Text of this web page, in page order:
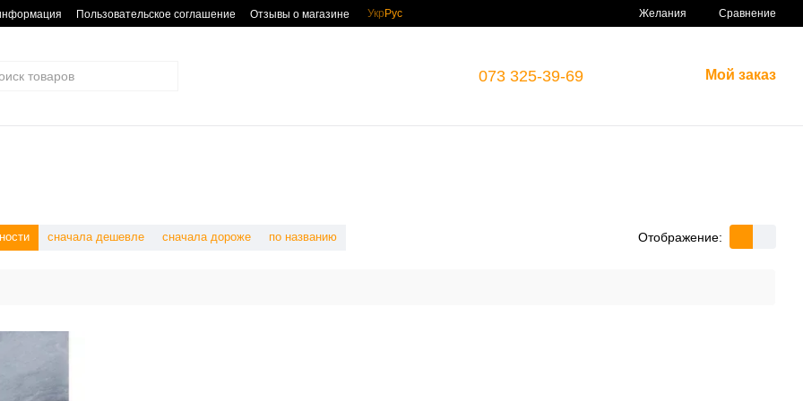
Пользовательское соглашение Отзывы о магазине Укр Рус Желания Сравнение
073 325-39-69 Мой заказ
сначала дешевле сначала дороже по названию Отображение: